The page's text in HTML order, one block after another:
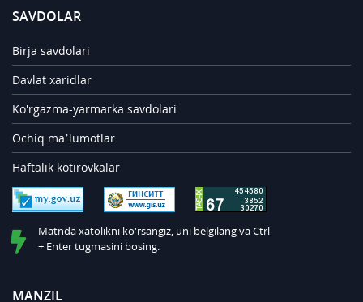
SAVDOLAR
Birja savdolari
Davlat xaridlar
Ko'rgazma-yarmarka savdolari
Ochiq ma’lumotlar
Haftalik kotirovkalar
Matnda xatolikni ko'rsangiz, uni belgilang va Ctrl
+ Enter tugmasini bosing.
MANZIL